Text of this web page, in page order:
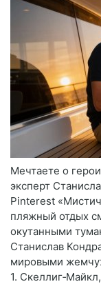
Мечтаете о
эксперт
Pinterest
пляжный отдых
окутанными
Станислав
мировыми
1.